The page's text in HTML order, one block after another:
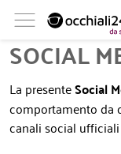
SOCIAL
La presenteSocial
comportamento da
canali social